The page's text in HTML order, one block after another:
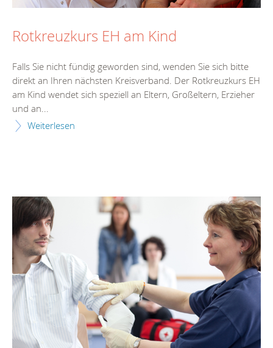
Rotkreuzkurs EH am Kind
Falls Sie nicht fündig geworden sind, wenden Sie sich bitte
direkt an Ihren nächsten Kreisverband. Der Rotkreuzkurs EH
am Kind wendet sich speziell an Eltern, Großeltern, Erzieher
und an...
Weiterlesen